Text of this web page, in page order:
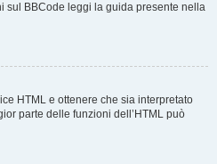
sul BBCode leggi la guida presente nella
HTML e ottenere che sia interpretato
parte delle funzioni dell’HTML può